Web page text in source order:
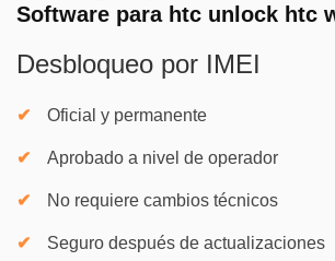
Software para htc unlock htc
Desbloqueo por IMEI
Oficial y permanente
Aprobado a nivel de operador
No requiere cambios técnicos
Seguro después de actualizaciones